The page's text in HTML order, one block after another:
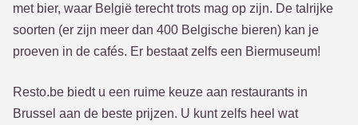
met bier, waar België terecht trots mag op zijn. De talrijke
soorten (er zijn meer dan 400 Belgische bieren) kan je
proeven in de cafés. Er bestaat zelfs een Biermuseum!
Resto.be biedt u een ruime keuze aan restaurants in
Brussel aan de beste prijzen. U kunt zelfs heel wat